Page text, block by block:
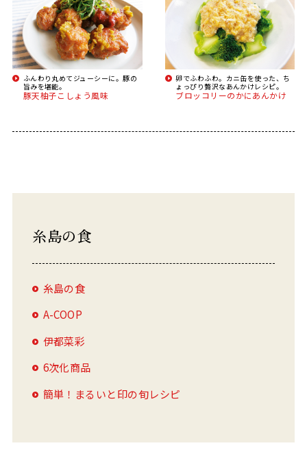
ふんわり丸めてジューシーに。豚の
旨みを堪能。
豚天柚子こしょう風味
卵でふわふわ。カニ缶を使った、ち
ょっぴり贅沢なあんかけレシピ。
ブロッコリーのかにあんかけ
糸島の食
糸島の食
A-COOP
伊都菜彩
6次化商品
簡単！まるいと印の旬レシピ